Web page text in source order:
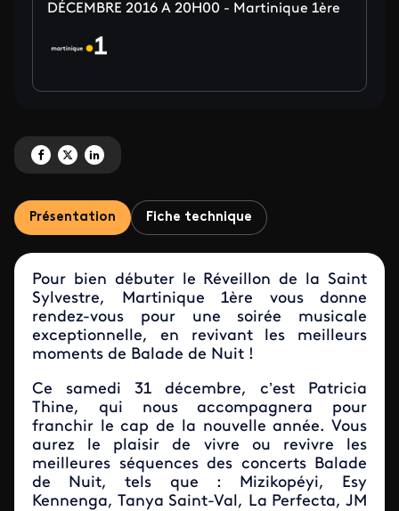
DÉCEMBRE 2016 A 20H00 - Martinique 1ère
Partagez 'LE MEILLEUR DE BALADE DE NUIT' sur Facebook
Partagez 'LE MEILLEUR DE BALADE DE NUIT' sur X
Partagez 'LE MEILLEUR DE BALADE DE NUIT' sur LinkedIn
Présentation Fiche technique
Pour bien débuter le Réveillon de la Saint
Sylvestre, Martinique 1ère vous donne
rendez-vous pour une soirée musicale
exceptionnelle, en revivant les meilleurs
moments de Balade de Nuit !
Ce samedi 31 décembre, c’est Patricia
Thine, qui nous accompagnera pour
franchir le cap de la nouvelle année. Vous
aurez le plaisir de vivre ou revivre les
meilleures séquences des concerts Balade
de Nuit, tels que : Mizikopéyi, Esy
Kennenga, Tanya Saint-Val, La Perfecta, JM